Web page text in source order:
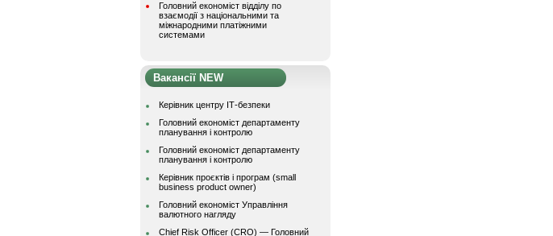
Головний економіст відділу по
взаємодії з національними та
міжнародними платіжними
системами
Вакансії NEW
Керівник центру ІТ-безпеки
Головний економіст департаменту
планування і контролю
Головний економіст департаменту
планування і контролю
Керівник проєктів і програм (small
business product owner)
Головний економіст Управління
валютного нагляду
Chief Risk Officer (CRO) — Головний